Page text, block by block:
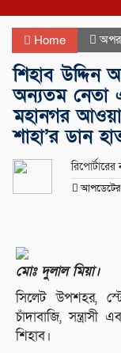
Home
শিহাব উদ্দিন
অন্যতম নেতা
মহানগর
শাহা’র ডান
রিপোর্টারের
আপডেটের
মোঃ দুলাল মিয়া।
সিলেট উপশহর,
চাঁদাবাজি,
শিহাব।